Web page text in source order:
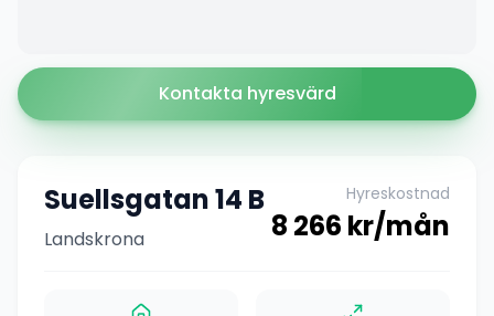
Kontakta hyresvärd
Suellsgatan 14 B
Landskrona
Hyreskostnad
8 266 kr/mån